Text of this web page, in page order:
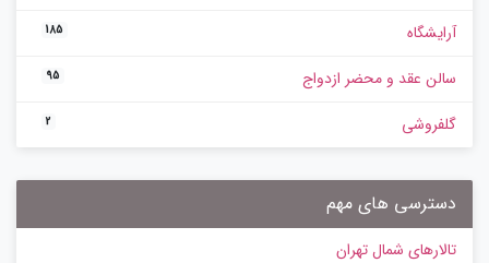
آرایشگاه 185
سالن عقد و محضر ازدواج 95
گلفروشی 2
دسترسی های مهم
تالارهای شمال تهران